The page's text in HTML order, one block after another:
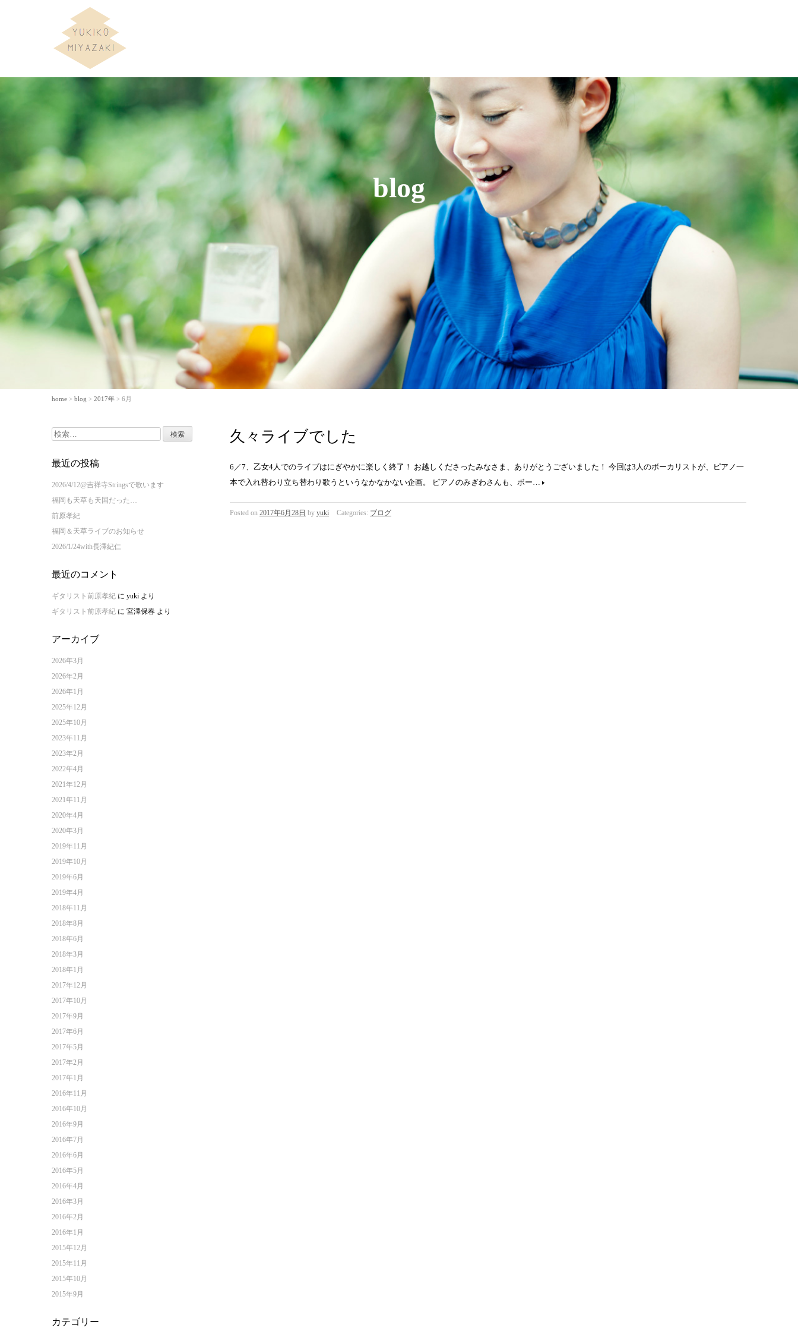
blog
home > blog > 2017年 > 6月
久々ライブでした
6／7、乙女4人でのライブはにぎやかに楽しく終了！ お越しくださったみなさま、ありがとうございました！ 今回は3人のボーカリストが、ピアノ一
本で入れ替わり立ち替わり歌うというなかなかない企画。 ピアノのみぎわさんも、ボー…
Posted on 2017年6月28日 by yuki Categories: ブログ
検
最近の投稿
2026/4/12@吉祥寺Stringsで歌います
福岡も天草も天国だった…
前原孝紀
福岡＆天草ライブのお知らせ
2026/1/24with長澤紀仁
最近のコメント
ギタリスト前原孝紀 に yuki より
ギタリスト前原孝紀 に 宮澤保春 より
アーカイブ
2026年3月
2026年2月
2026年1月
2025年12月
2025年10月
2023年11月
2023年2月
2022年4月
2021年12月
2021年11月
2020年4月
2020年3月
2019年11月
2019年10月
2019年6月
2019年4月
2018年11月
2018年8月
2018年6月
2018年3月
2018年1月
2017年12月
2017年10月
2017年9月
2017年6月
2017年5月
2017年2月
2017年1月
2016年11月
2016年10月
2016年9月
2016年7月
2016年6月
2016年5月
2016年4月
2016年3月
2016年2月
2016年1月
2015年12月
2015年11月
2015年10月
2015年9月
カテゴリー